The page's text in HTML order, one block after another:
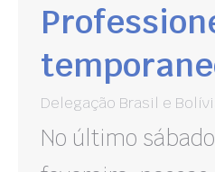
Delegação Brasil e
No último